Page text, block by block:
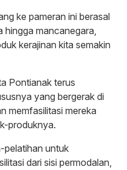
ke pameran ini berasal
hingga mancanegara,
kerajinan kita semakin
Pontianak terus
yang bergerak di
memfasilitasi mereka
produknya.
pelatihan untuk
dari sisi permodalan,